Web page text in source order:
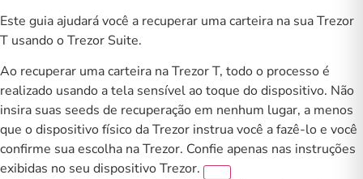
Este guia ajudará você a recuperar uma carteira na suaTrezor
T usando o Trezor Suite.
Ao recuperar uma carteira na Trezor T, todo o processo é
realizado usando a tela sensível ao toque do dispositivo. Não
insira suas seeds de recuperação em nenhum lugar, a menos
que o dispositivo físico da Trezor instrua você a fazê-lo e você
confirme sua escolha na Trezor. Confie apenas nas instruções
exibidas no seu dispositivo Trezor.